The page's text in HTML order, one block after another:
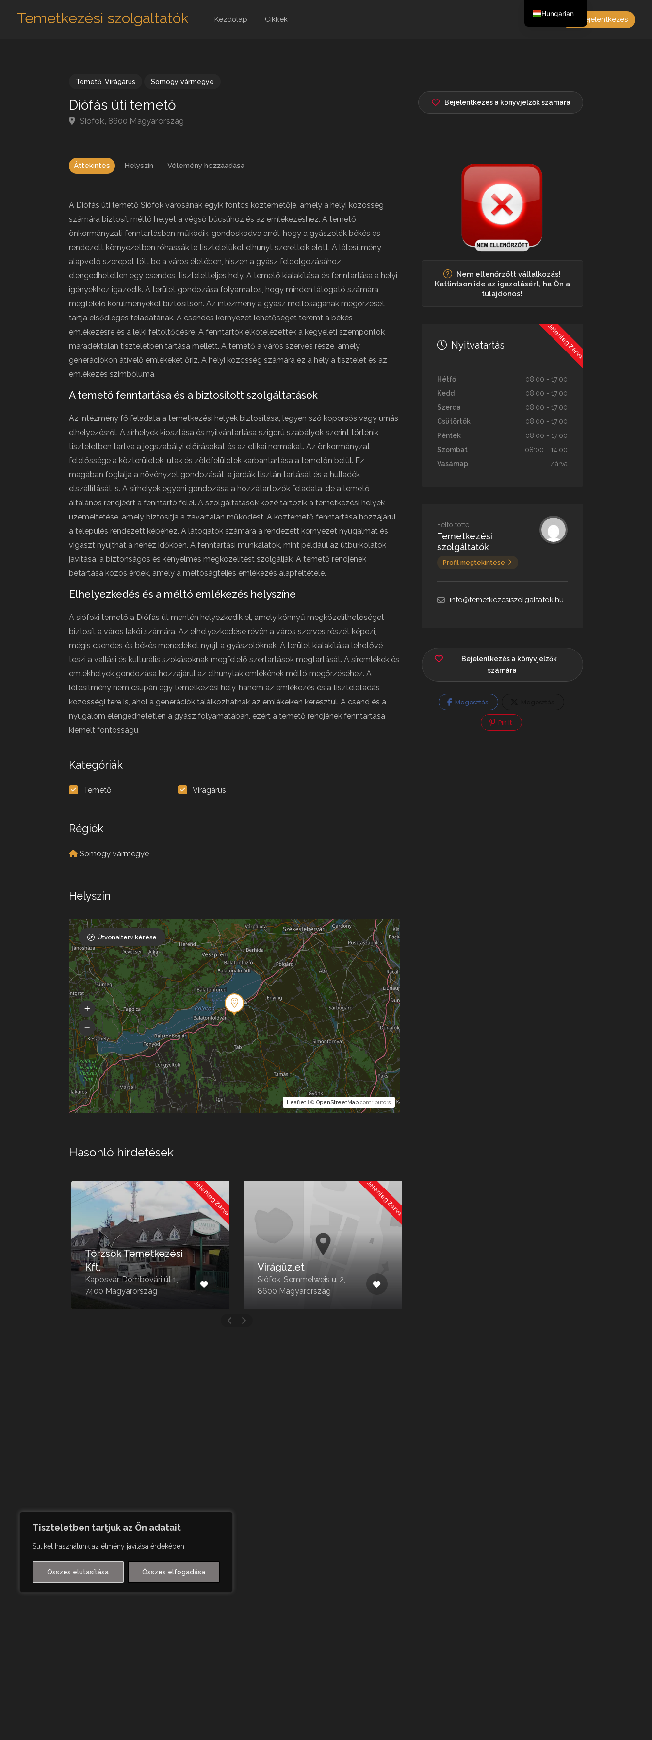
Tiszteletben tartjuk az Ön adatait
Sütiket használunk az élmény javítása érdekében
Összes elutasítása Összes elfogadása
Temetkezési szolgáltatók Kezdőlap Cikkek Bejelentkezés
Temető, Virágárus Somogy vármegye
Diófás úti temető
Siófok, 8600 Magyarország
Bejelentkezés a könyvjelzők számára
Áttekintés Helyszín Vélemény hozzáadása
A Diófás úti temető Siófok városának egyik fontos köztemetője, amely a helyi közösség
számára biztosít méltó helyet a végső búcsúhoz és az emlékezéshez. A temető
önkormányzati fenntartásban működik, gondoskodva arról, hogy a gyászolók békés és
rendezett környezetben róhassák le tiszteletüket elhunyt szeretteik előtt. A létesítmény
alapvető szerepet tölt be a város életében, hiszen a gyász feldolgozásához
elengedhetetlen egy csendes, tiszteletteljes hely. A temető kialakítása és fenntartása a helyi
igényekhez igazodik. A terület gondozása folyamatos, hogy minden látogató számára
megfelelő körülményeket biztosítson. Az intézmény a gyász méltóságának megőrzését
tartja elsődleges feladatának. A csendes környezet lehetőséget teremt a békés
emlékezésre és a lelki feltöltődésre. A fenntartók elkötelezettek a kegyeleti szempontok
maradéktalan tiszteletben tartása mellett. A temető a város szerves része, amely
generációkon átívelő emlékeket őriz. A helyi közösség számára ez a hely a tisztelet és az
emlékezés szimbóluma.
A temető fenntartása és a biztosított szolgáltatások
Az intézmény fő feladata a temetkezési helyek biztosítása, legyen szó koporsós vagy urnás
elhelyezésről. A sírhelyek kiosztása és nyilvántartása szigorú szabályok szerint történik,
tiszteletben tartva a jogszabályi előírásokat és az etikai normákat. Az önkormányzat
felelőssége a közterületek, utak és zöldfelületek karbantartása a temetőn belül. Ez
magában foglalja a növényzet gondozását, a járdák tisztán tartását és a hulladék
elszállítását is. A sírhelyek egyéni gondozása a hozzátartozók feladata, de a temető
általános rendjéért a fenntartó felel. A szolgáltatások közé tartozik a temetkezési helyek
üzemeltetése, amely biztosítja a zavartalan működést. A köztemető fenntartása hozzájárul
a település rendezett képéhez. A látogatók számára a rendezett környezet nyugalmat és
vigaszt nyújthat a nehéz időkben. A fenntartási munkálatok, mint például az útburkolatok
javítása, a biztonságos és kényelmes megközelítést szolgálják. A temető rendjének
betartása közös érdek, amely a méltóságteljes emlékezés alapfeltétele.
Elhelyezkedés és a méltó emlékezés helyszíne
A siófoki temető a Diófás út mentén helyezkedik el, amely könnyű megközelíthetőséget
biztosít a város lakói számára. Az elhelyezkedése révén a város szerves részét képezi,
mégis csendes és békés menedéket nyújt a gyászolóknak. A terület kialakítása lehetővé
teszi a vallási és kulturális szokásoknak megfelelő szertartások megtartását. A síremlékek és
emlékhelyek gondozása hozzájárul az elhunytak emlékének méltó megőrzéséhez. A
létesítmény nem csupán egy temetkezési hely, hanem az emlékezés és a tiszteletadás
közösségi tere is, ahol a generációk találkozhatnak az emlékeiken keresztül. A csend és a
nyugalom elengedhetetlen a gyász folyamatában, ezért a temető rendjének fenntartása
kiemelt fontosságú.
Kategóriák
Temető Virágárus
Régiók
Somogy vármegye
Helyszín
Leaflet| © OpenStreetMapcontributors
Útvonalterv kérése
Hasonló hirdetések
Jelenleg Zárva
Törzsök Temetkezési
Kft.
Kaposvár, Dombóvári út 1,
7400 Magyarország
Jelenleg Zárva
Virágüzlet
Siófok, Semmelweis u. 2,
8600 Magyarország
Nem ellenőrzött vállalkozás!
Kattintson ide az igazolásért, ha Ön a
tulajdonos!
Jelenleg Zárva
Nyitvatartás
Hétfő
08:00 - 17:00
Kedd
08:00 - 17:00
Szerda
08:00 - 17:00
Csütörtök
08:00 - 17:00
Péntek
08:00 - 17:00
Szombat
08:00 - 14:00
Vasárnap
Zárva
Feltöltötte
Temetkezési
szolgáltatók
Profil megtekintése
info@temetkezesiszolgaltatok.hu
Bejelentkezés a könyvjelzők
számára
Megosztás
Pin It
Hungarian
English
French